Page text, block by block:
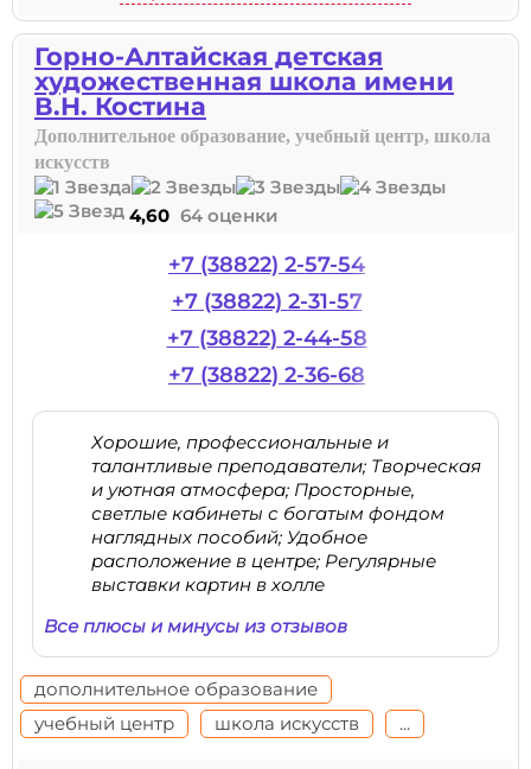
Горно-Алтайская детская
художественная школа имени
В.Н. Костина
Дополнительное образование, учебный центр, школа
искусств
4,60 64 оценки
+7 (38822) 2-57-54
+7 (38822) 2-31-57
+7 (38822) 2-44-58
+7 (38822) 2-36-68
Хорошие, профессиональные и
талантливые преподаватели; Творческая
и уютная атмосфера; Просторные,
светлые кабинеты с богатым фондом
наглядных пособий; Удобное
расположение в центре; Регулярные
выставки картин в холле
Все плюсы и минусы из отзывов
дополнительное образование
учебный центр
школа искусств ...